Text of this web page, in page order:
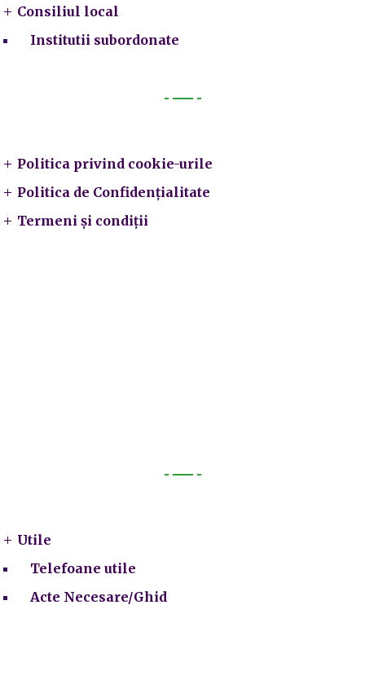
Consiliul local
Institutii subordonate
Politica privind cookie-urile
Politica de Confidențialitate
Termeni și condiții
Utile
Telefoane utile
Acte Necesare/Ghid